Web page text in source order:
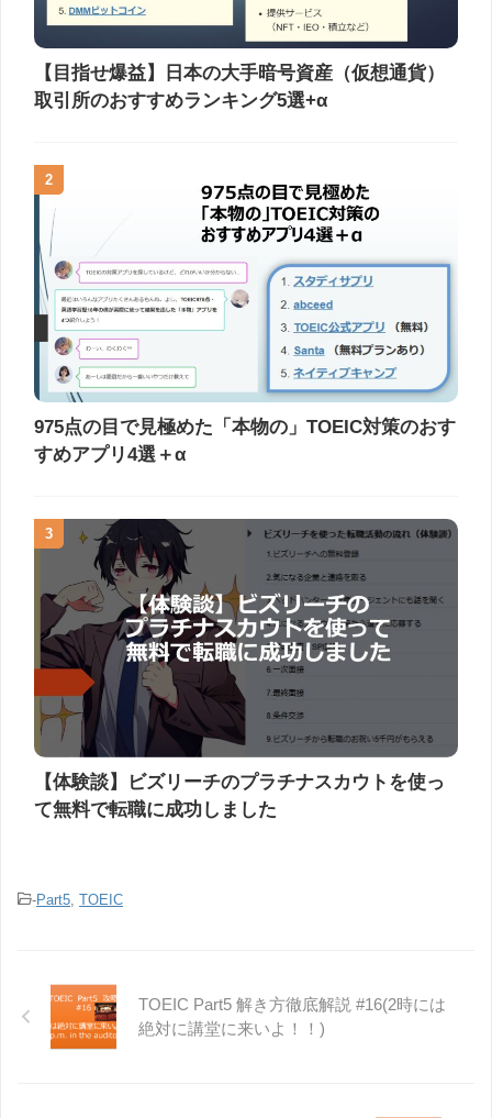
【目指せ爆益】日本の大手暗号資産（仮想通貨）
取引所のおすすめランキング5選+α
2
975点の目で見極めた「本物の」TOEIC対策のおす
すめアプリ4選＋α
3
【体験談】ビズリーチのプラチナスカウトを使っ
て無料で転職に成功しました
-Part5 TOEIC
TOEIC Part5 解き方徹底解説 #16(2時には
絶対に講堂に来いよ！！)